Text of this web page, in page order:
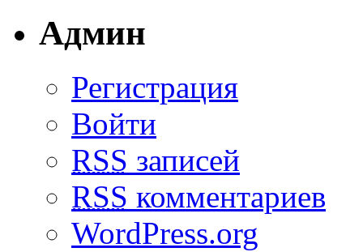
Админ
Регистрация
Войти
RSS записей
RSS комментариев
WordPress.org